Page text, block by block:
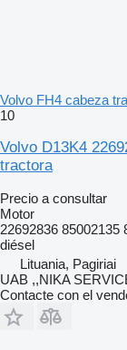
Volvo FH4 cabeza
10
Volvo D13K4
tractora
Precio a consultar
Motor
22692836 85002135
diésel
Lituania, Pagiriai
UAB ,,NIKA
Contacte con el